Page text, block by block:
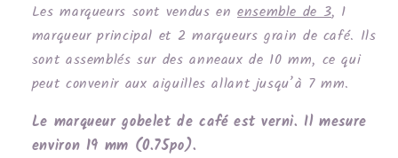
Les marqueurs sont vendus enensemble de 3, 1
marqueur principal et 2 marqueurs grain de café. Ils
sont assemblés sur des anneaux de 10 mm, ce qui
peut convenir aux aiguilles allant jusqu’à 7 mm.
Le marqueur gobelet de café est verni. Il mesure
environ 19 mm (0.75po).